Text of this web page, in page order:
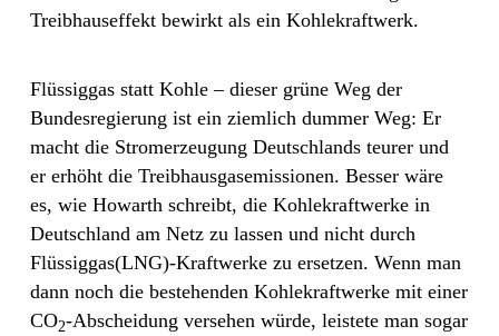
Treibhauseffekt bewirkt als ein Kohlekraftwerk.
Flüssiggas statt Kohle – dieser grüne Weg der
Bundesregierung ist ein ziemlich dummer Weg: Er
macht die Stromerzeugung Deutschlands teurer und
er erhöht die Treibhausgasemissionen. Besser wäre
es, wie Howarth schreibt, die Kohlekraftwerke in
Deutschland am Netz zu lassen und nicht durch
Flüssiggas(LNG)-Kraftwerke zu ersetzen. Wenn man
dann noch die bestehenden Kohlekraftwerke mit einer
CO2-Abscheidung versehen würde, leistete man sogar